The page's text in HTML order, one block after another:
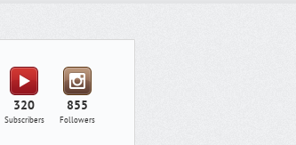
320
Subscribers
855
Followers